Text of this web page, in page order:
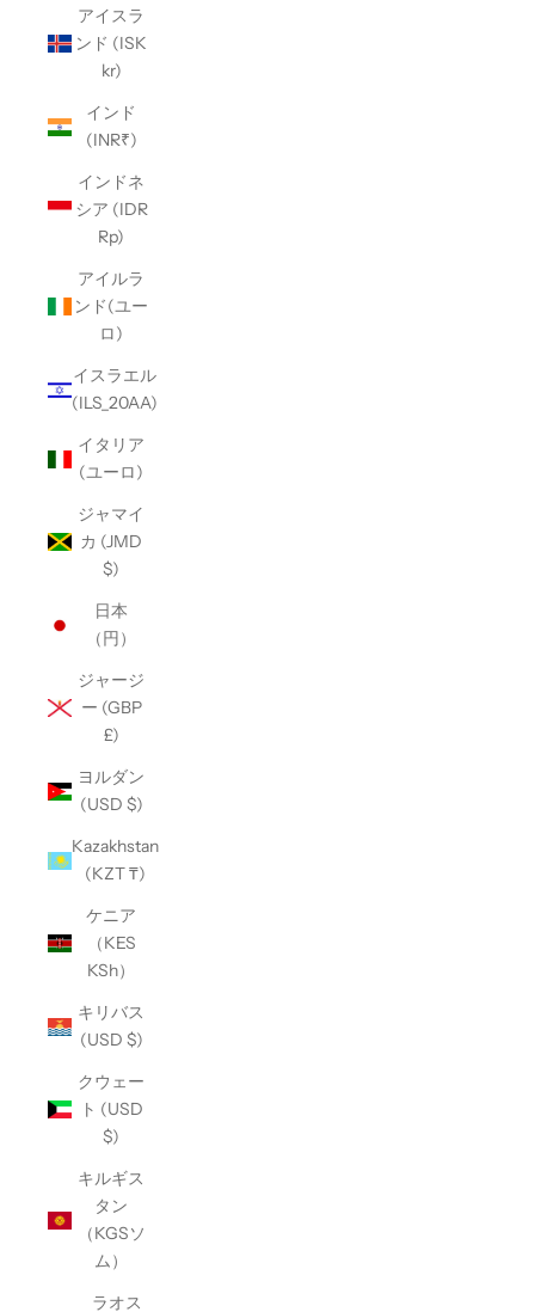
アイスラ
ンド (ISK
kr)
インド
(INR₹)
インドネ
シア (IDR
Rp)
アイルラ
ンド(ユー
ロ)
イスラエル
(ILS_20AA)
イタリア
(ユーロ)
ジャマイ
カ (JMD
$)
日本
（円）
ジャージ
ー (GBP
£)
ヨルダン
(USD $)
Kazakhstan
(KZT ₸)
ケニア
（KES
KSh）
キリバス
(USD $)
クウェー
ト (USD
$)
キルギス
タン
（KGSソ
ム）
ラオス